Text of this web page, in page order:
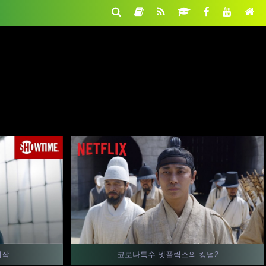
작 코로나특수 넷플릭스의 킹덤2